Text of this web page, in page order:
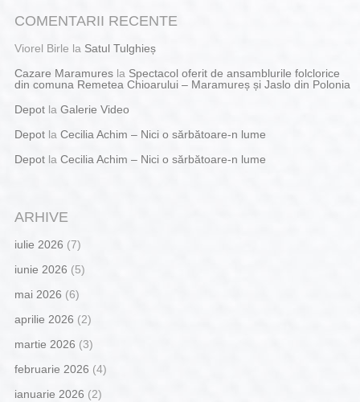
COMENTARII RECENTE
Viorel Birle la Satul Tulghieș
Cazare Maramuresla Spectacol oferit de ansamblurile folclorice
din comuna Remetea Chioarului – Maramureș și Jaslo din Polonia
Depotla Galerie Video
Depotla Cecilia Achim – Nici o sărbătoare-n lume
Depotla Cecilia Achim – Nici o sărbătoare-n lume
ARHIVE
iulie 2026 (7)
iunie 2026 (5)
mai 2026 (6)
aprilie 2026 (2)
martie 2026 (3)
februarie 2026 (4)
ianuarie 2026 (2)